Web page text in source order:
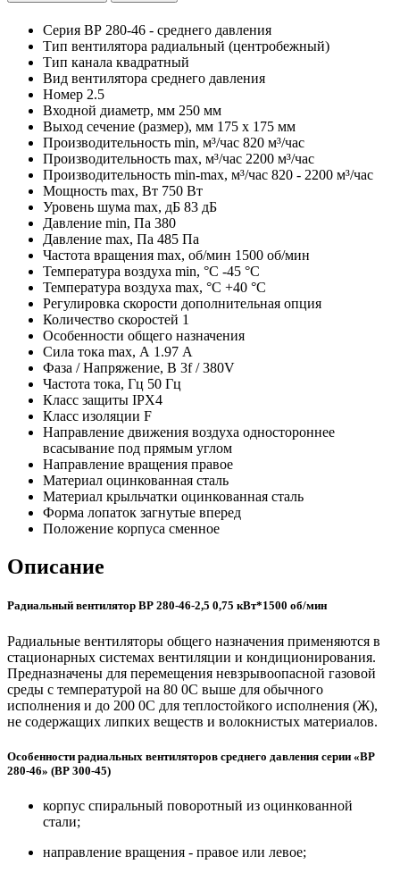
Серия ВР 280-46 - среднего давления
Тип вентилятора радиальный (центробежный)
Тип канала квадратный
Вид вентилятора среднего давления
Номер 2.5
Входной диаметр, мм 250 мм
Выход сечение (размер), мм 175 x 175 мм
Производительность min, м³/час 820 м³/час
Производительность max, м³/час 2200 м³/час
Производительность min-max, м³/час 820 - 2200 м³/час
Мощность max, Вт 750 Вт
Уровень шума max, дБ 83 дБ
Давление min, Па 380
Давление max, Па 485 Па
Частота вращения max, об/мин 1500 об/мин
Температура воздуха min, °С -45 °С
Температура воздуха max, °С +40 °С
Регулировка скорости дополнительная опция
Количество скоростей 1
Особенности общего назначения
Сила тока max, А 1.97 А
Фаза / Напряжение, В 3f / 380V
Частота тока, Гц 50 Гц
Класс защиты IPX4
Класс изоляции F
Направление движения воздуха одностороннее
всасывание под прямым углом
Направление вращения правое
Материал оцинкованная сталь
Материал крыльчатки оцинкованная сталь
Форма лопаток загнутые вперед
Положение корпуса сменное
Описание
Радиальный вентилятор ВР 280-46-2,5 0,75 кВт*1500 об/мин
Радиальные вентиляторы общего назначения применяются в
стационарных системах вентиляции и кондиционирования.
Предназначены для перемещения невзрывоопасной газовой
среды с температурой на 80 0С выше для обычного
исполнения и до 200 0С для теплостойкого исполнения (Ж),
не содержащих липких веществ и волокнистых материалов.
Особенности радиальных вентиляторов среднего давления серии «ВР
280-46» (ВР 300-45)
корпус спиральный поворотный из оцинкованной
стали;
направление вращения - правое или левое;